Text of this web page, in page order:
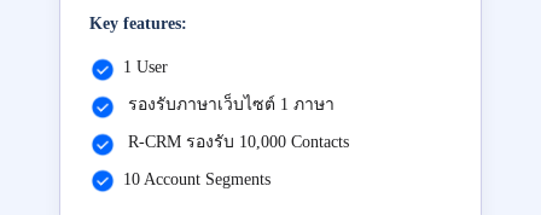
Key features:
1 User
รองรับภาษาเว็บไซต์ 1 ภาษา
R-CRM รองรับ 10,000 Contacts
10 Account Segments